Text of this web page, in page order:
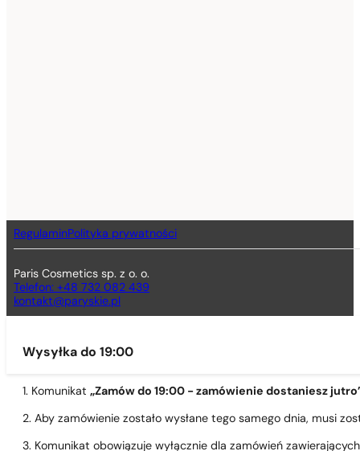
RegulaminPolityka prywatności
Paris Cosmetics sp. z o. o.
Telefon: +48 732 082 439
kontakt@paryskie.pl
Wysyłka do 19:00
1. Komunikat „Zamów do 19:00 - zamówienie dostaniesz
2. Aby zamówienie zostało wysłane tego samego dnia, musi
3. Komunikat obowiązuje wyłącznie dla zamówień